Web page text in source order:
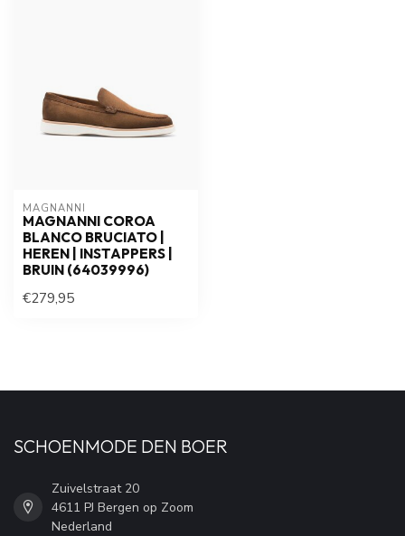
MAGNANNI
MAGNANNI COROA
BLANCO BRUCIATO |
HEREN | INSTAPPERS |
BRUIN (64039996)
€279,95
SCHOENMODE DEN BOER
Zuivelstraat 20
4611 PJ Bergen op Zoom
Nederland